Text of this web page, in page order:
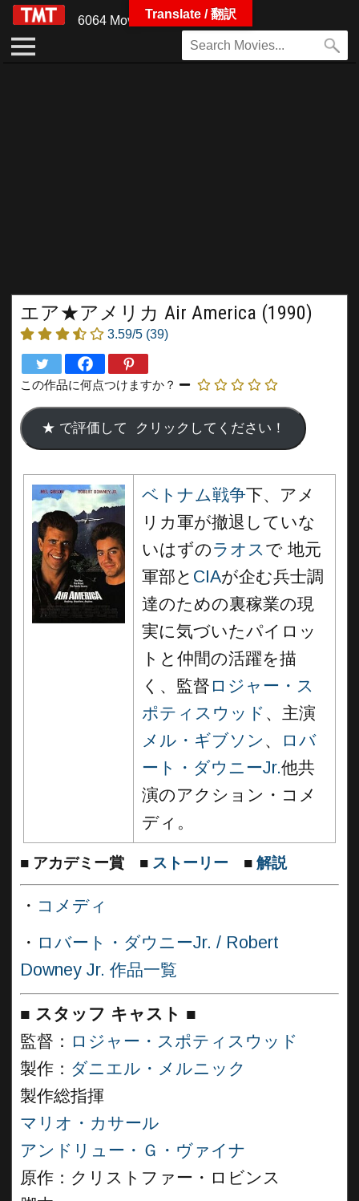
6064 Movies
エア★アメリカ Air America (1990)
3.59/5 (39)
この作品に何点つけますか？
ベトナム戦争下、アメ
リカ軍が撤退していな
いはずのラオスで 地元
軍部と CIAが企む兵士調
達のための裏稼業の現
実に気づいたパイロッ
トと仲間の活躍を描
く、監督 ロジャー・ス
ポティスウッド 、主演
メル・ギブソン 、
ロバ
ート・ダウニーJr.他共
演のアクション・コメ
ディ。
■ アカデミー賞 ■ ストーリー ■ 解説
・ コメディ
・ ロバート・ダウニーJr. / Robert
Downey Jr. 作品一覧
■ スタッフ キャスト ■
監督： ロジャー・スポティスウッド
製作： ダニエル・メルニック
製作総指揮
マリオ・カサール
アンドリュー・Ｇ・ヴァイナ
原作：クリストファー・ロビンス
Translate / 翻訳